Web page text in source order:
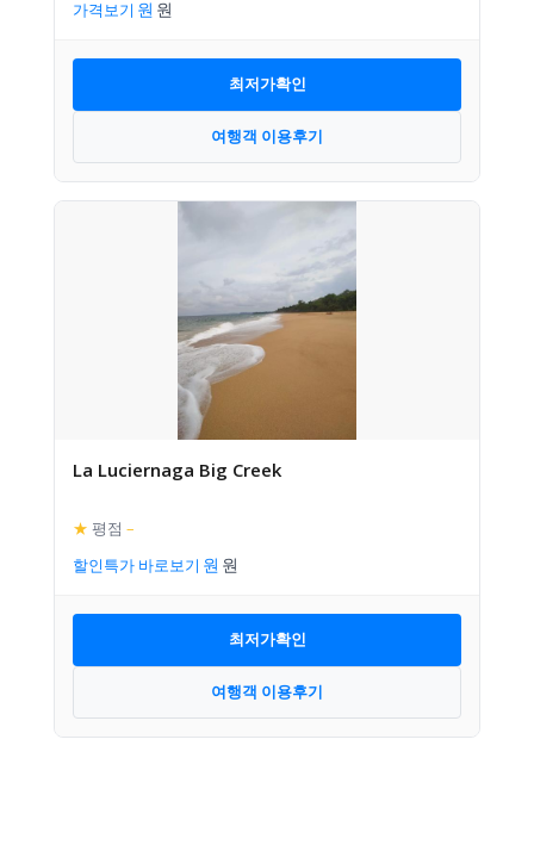
가격보기
최저가확인
여행객 이용후기
La Luciernaga Big Creek
★ 평점 –
할인특가 바로보기
최저가확인
여행객 이용후기